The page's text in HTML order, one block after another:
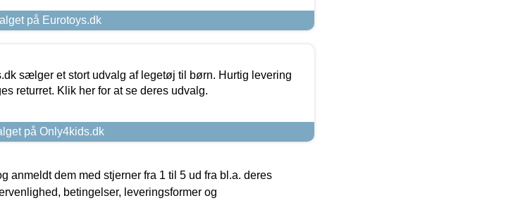
på Eurotoys.dk
sælger et stort udvalg af legetøj til børn. Hurtig levering
returret. Klik her for at se deres udvalg.
på Only4kids.dk
dem med stjerner fra 1 til 5 ud fra bl.a. deres
betingelser, leveringsformer og